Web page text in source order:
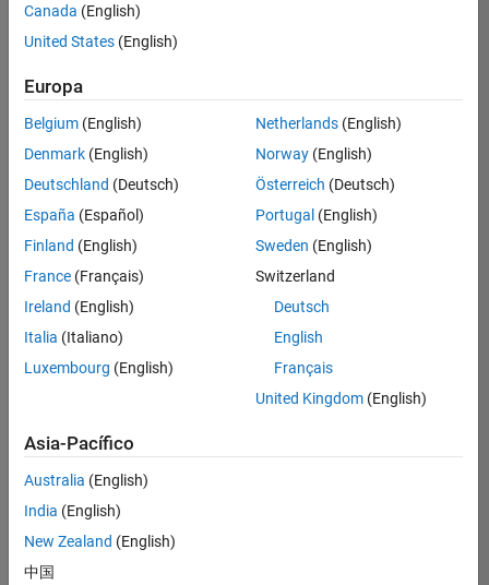
Ordenar por
Guardar
empleos
seleccionados
No se
han
traducido
todos
los
empleos.
Busque
por
ubicación
todos
empleos
en su
zona.
Canada (English)
United States (English)
Europa
Belgium (English)
Denmark (English)
Deutschland (Deutsch)
España (Español)
Finland (English)
France (Français)
Ireland (English)
Italia (Italiano)
Luxembourg (English)
Netherlands(English)
Norway(English)
Österreich (Deutsch)
Portugal (English)
Sweden (English)
Switzerland
Deutsch
English
Français
United Kingdom(English)
Asia-Pacífico
Australia (English)
India (English)
New Zealand (English)
中国